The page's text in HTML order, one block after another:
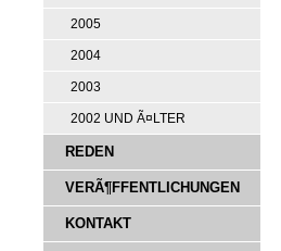
2005
2004
2003
2002 UND Ã¤LTER
REDEN
VERÃ¶FFENTLICHUNGEN
KONTAKT